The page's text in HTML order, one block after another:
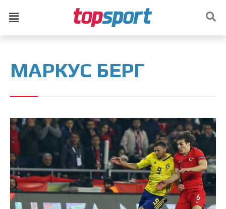
МАРКУС БЕРГ